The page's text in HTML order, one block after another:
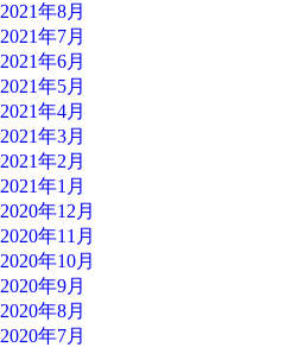
2021年8月
2021年7月
2021年6月
2021年5月
2021年4月
2021年3月
2021年2月
2021年1月
2020年12月
2020年11月
2020年10月
2020年9月
2020年8月
2020年7月